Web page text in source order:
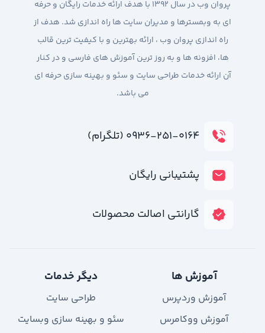
پروان وب در سال 1392 با هدف ارائه خدمات رایگان و حرفه
ای به وبمسترها و مدیران سایت ها راه اندازی شد. هدف از
راه اندازی پروان وب ، ارائه بهترین و با کیفیت ترین قالب
ها، افزونه ها و به روز ترین آموزش های فارسی و در کنار
آن ارائه خدمات طراحی سایت و سئو و بهینه سازی حرفه ای
می باشد.
۰۹۳۶-۲۵۱-۰۱۶۴ (تلگرام)
پشتیبانی رایگان
گارانتی اصالت محصولات
آموزش ها
آموزش وردپرس
آموزش ووکامرس
دیگر خدمات
طراحی سایت
سئو و بهینه سازی وبسایت